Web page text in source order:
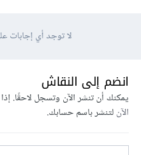
لا توجد أي إجابات
انضم إلى النقاش
يمكنك أن تنشر الآن وتسجل لاحقًا.
الآنلتنشر باسم حسابك.